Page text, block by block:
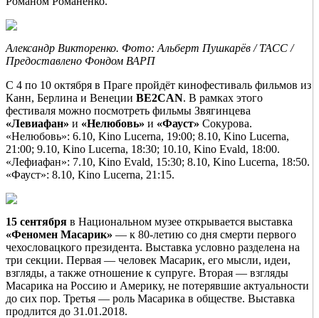
Александр Викторенко. Фото: Альберт Пушкарёв / ТАСС /
Предоставлено Фондом ВАРП
С 4 по 10 октября в Праге пройдёт кинофестиваль фильмов из
Канн, Берлина и Венеции BE2CAN. В рамках этого
фестиваля можно посмотреть фильмы Звягинцева
«Левиафан» и «Нелюбовь» и «Фауст» Сокурова.
«Нелюбовь»: 6.10, Kino Lucerna, 19:00; 8.10, Kino Lucerna,
21:00; 9.10, Kino Lucerna, 18:30; 10.10, Kino Evald, 18:00.
«Лефиафан»: 7.10, Kino Evald, 15:30; 8.10, Kino Lucerna, 18:50.
«Фауст»: 8.10, Kino Lucerna, 21:15.
15 сентября в Национальном музее открывается выставка
«Феномен Масарик» — к 80-летию со дня смерти первого
чехословацкого президента. Выставка условно разделена на
три секции. Первая — человек Масарик, его мысли, идеи,
взгляды, а также отношение к супруге. Вторая — взгляды
Масарика на Россию и Америку, не потерявшие актуальности
до сих пор. Третья — роль Масарика в обществе. Выставка
продлится до 31.01.2018.